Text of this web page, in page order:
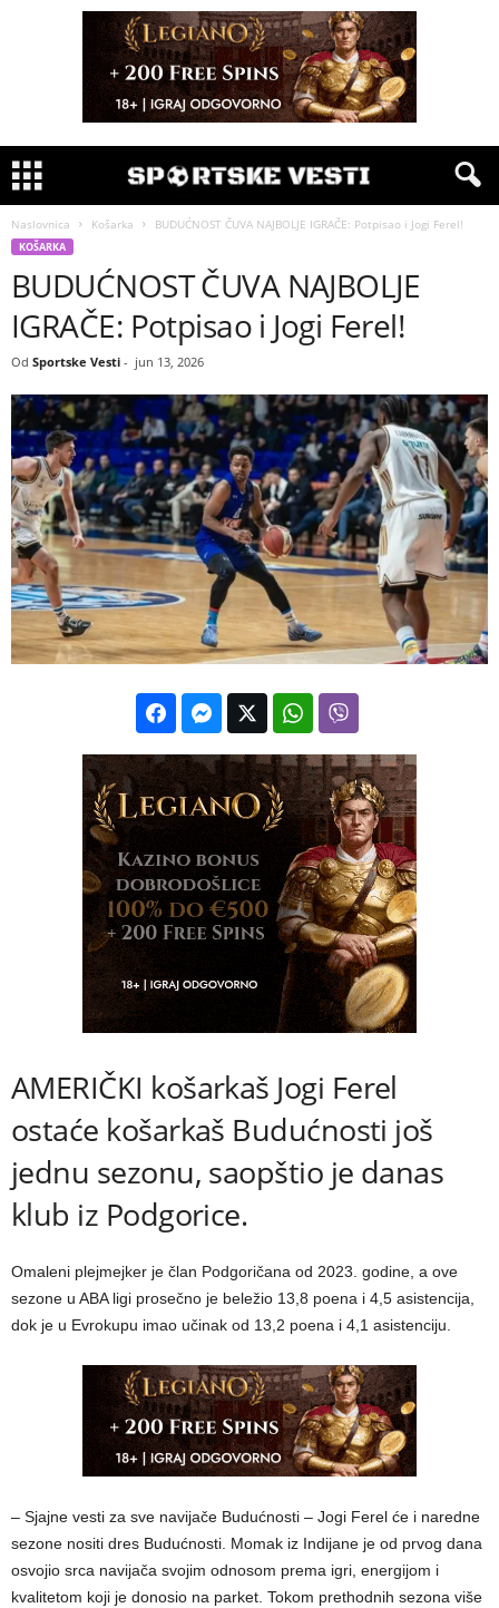
Naslovnica Košarka BUDUĆNOST ČUVA NAJBOLJE IGRAČE: Potpisao i Jogi Ferel!
KOŠARKA
BUDUĆNOST ČUVA NAJBOLJE
IGRAČE: Potpisao i Jogi Ferel!
Od Sportske Vesti - jun 13, 2026
AMERIČKI košarkaš Jogi Ferel
ostaće košarkaš Budućnosti još
jednu sezonu, saopštio je danas
klub iz Podgorice.
Omaleni plejmejker je član Podgoričana od 2023. godine, a ove
sezone u ABA ligi prosečno je beležio 13,8 poena i 4,5 asistencija,
dok je u Evrokupu imao učinak od 13,2 poena i 4,1 asistenciju.
– Sjajne vesti za sve navijače Budućnosti – Jogi Ferel će i naredne
sezone nositi dres Budućnosti. Momak iz Indijane je od prvog dana
osvojio srca navijača svojim odnosom prema igri, energijom i
kvalitetom koji je donosio na parket. Tokom prethodnih sezona više